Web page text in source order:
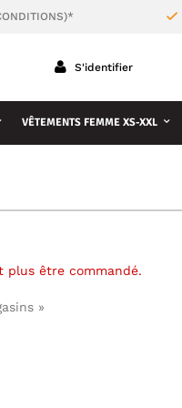
S'identifier
VÊTEMENTS FEMME XS-XXL
plus être commandé.
»